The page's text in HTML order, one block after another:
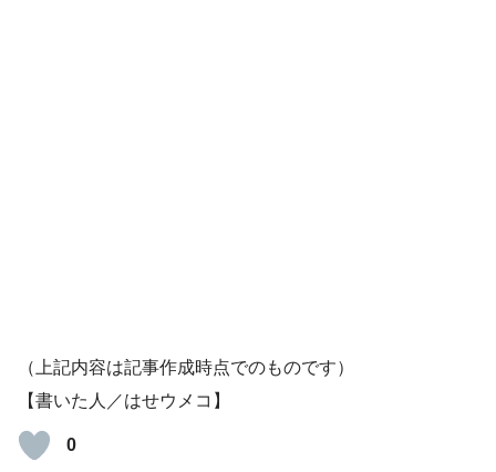
（上記内容は記事作成時点でのものです）
【書いた人／はせウメコ】
0